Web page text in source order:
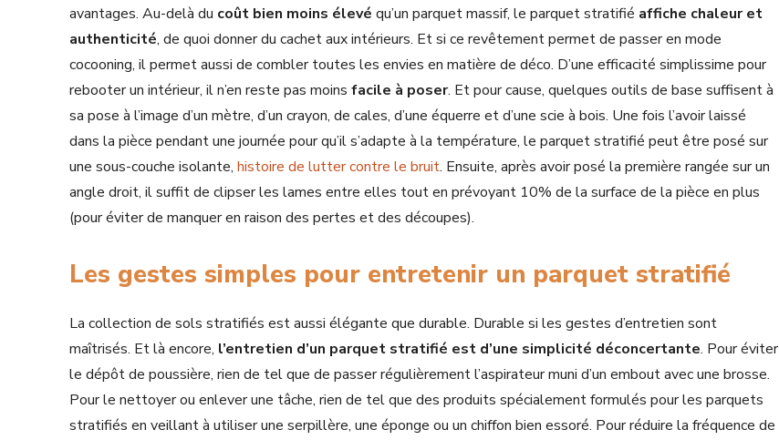
avantages. Au-delà du coût bien moins élevé qu’un parquet massif, le parquet stratifié affiche chaleur et
authenticité, de quoi donner du cachet aux intérieurs. Et si ce revêtement permet de passer en mode
cocooning, il permet aussi de combler toutes les envies en matière de déco. D’une efficacité simplissime pour
rebooter un intérieur, il n’en reste pas moins facile à poser. Et pour cause, quelques outils de base suffisent à
sa pose à l’image d’un mètre, d’un crayon, de cales, d’une équerre et d’une scie à bois. Une fois l’avoir laissé
dans la pièce pendant une journée pour qu’il s’adapte à la température, le parquet stratifié peut être posé sur
une sous-couche isolante, histoire de lutter contre le bruit. Ensuite, après avoir posé la première rangée sur un
angle droit, il suffit de clipser les lames entre elles tout en prévoyant 10% de la surface de la pièce en plus
(pour éviter de manquer en raison des pertes et des découpes).
Les gestes simples pour entretenir un parquet stratifié
La collection de sols stratifiés est aussi élégante que durable. Durable si les gestes d’entretien sont
maîtrisés. Et là encore, l’entretien d’un parquet stratifié est d’une simplicité déconcertante. Pour éviter
le dépôt de poussière, rien de tel que de passer régulièrement l’aspirateur muni d’un embout avec une brosse.
Pour le nettoyer ou enlever une tâche, rien de tel que des produits spécialement formulés pour les parquets
stratifiés en veillant à utiliser une serpillère, une éponge ou un chiffon bien essoré. Pour réduire la fréquence de